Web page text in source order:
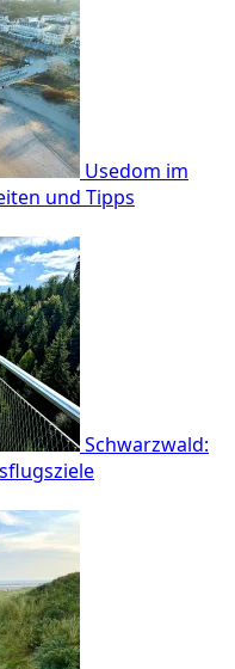
Usedom im
und Tipps
Schwarzwald: